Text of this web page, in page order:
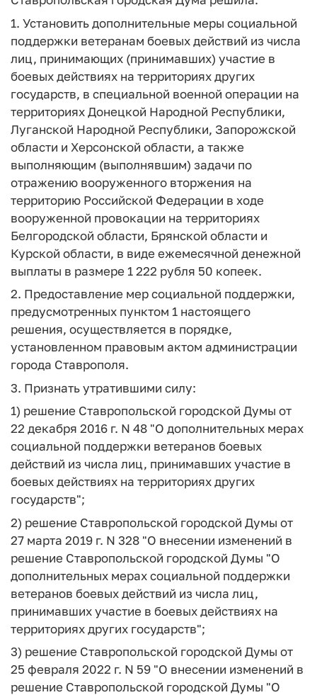
1. Установить дополнительные меры социальной
поддержки ветеранам боевых действий из числа
лиц, принимающих (принимавших) участие в
боевых действиях на территориях других
государств, в специальной военной операции на
территориях Донецкой Народной Республики,
Луганской Народной Республики, Запорожской
области и Херсонской области, а также
выполняющим (выполнявшим) задачи по
отражению вооруженного вторжения на
территорию Российской Федерации в ходе
вооруженной провокации на территориях
Белгородской области, Брянской области и
Курской области, в виде ежемесячной денежной
выплаты в размере 1 222 рубля 50 копеек.
2. Предоставление мер социальной поддержки,
предусмотренных пунктом 1 настоящего
решения, осуществляется в порядке,
установленном правовым актом администрации
города Ставрополя.
3. Признать утратившими силу:
1) решение Ставропольской городской Думы от
22 декабря 2016 г. N 48 "О дополнительных мерах
социальной поддержки ветеранов боевых
действий из числа лиц, принимавших участие в
боевых действиях на территориях других
государств";
2) решение Ставропольской городской Думы от
27 марта 2019 г. N 328 "О внесении изменений в
решение Ставропольской городской Думы "О
дополнительных мерах социальной поддержки
ветеранов боевых действий из числа лиц,
принимавших участие в боевых действиях на
территориях других государств";
3) решение Ставропольской городской Думы от
25 февраля 2022 г. N 59 "О внесении изменений в
решение Ставропольской городской Думы "О